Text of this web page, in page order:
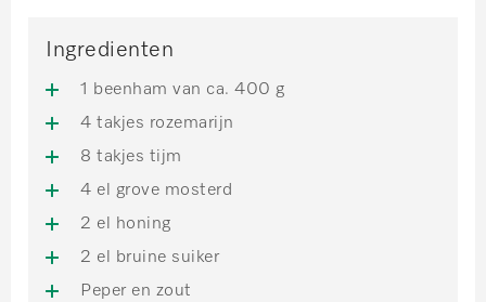
Ingredienten
1 beenham van ca. 400 g
4 takjes rozemarijn
8 takjes tijm
4 el grove mosterd
2 el honing
2 el bruine suiker
Peper en zout